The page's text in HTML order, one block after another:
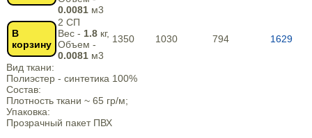
0.0081м3
В
корзину
2 СП
Вес - 1.8кг,
Объем -
0.0081м3
1350 1030 794 1629
Вид ткани:
Полиэстер - синтетика 100%
Состав:
Плотность ткани ~ 65 гр/м;
Упаковка:
Прозрачный пакет ПВХ